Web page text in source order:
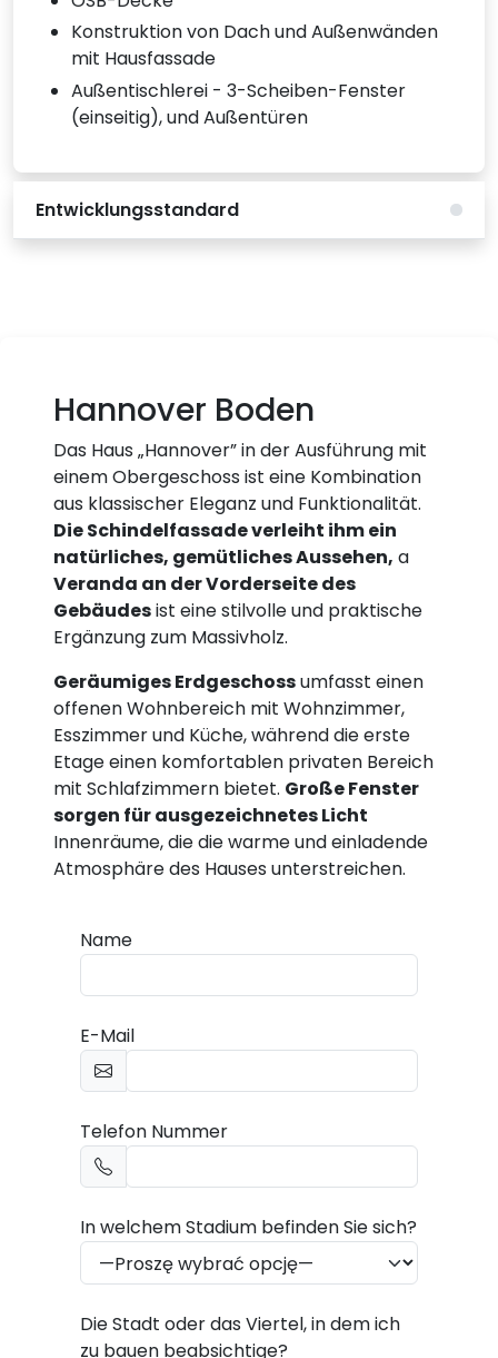
Konstruktion von Dach und Außenwänden
mit Hausfassade
Außentischlerei - 3-Scheiben-Fenster
(einseitig), und Außentüren
Entwicklungsstandard
Hannover Boden
Das Haus „Hannover” in der Ausführung mit
einem Obergeschoss ist eine Kombination
aus klassischer Eleganz und Funktionalität.
Die Schindelfassade verleiht ihm ein
natürliches, gemütliches Aussehen, a
Veranda an der Vorderseite des
Gebäudesist eine stilvolle und praktische
Ergänzung zum Massivholz.
Geräumiges Erdgeschossumfasst einen
offenen Wohnbereich mit Wohnzimmer,
Esszimmer und Küche, während die erste
Etage einen komfortablen privaten Bereich
mit Schlafzimmern bietet. Große Fenster
sorgen für ausgezeichnetes Licht
Innenräume, die die warme und einladende
Atmosphäre des Hauses unterstreichen.
Name
E-Mail
Telefon Nummer
In welchem Stadium befinden Sie sich?
Die Stadt oder das Viertel, in dem ich
zu bauen beabsichtige?